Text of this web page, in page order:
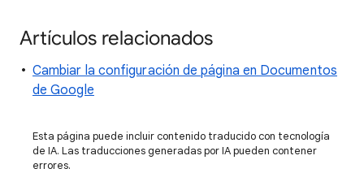
Artículos relacionados
Cambiar la configuración de página en Documentos
de Google
Esta página puede incluir contenido traducido con tecnología
de IA. Las traducciones generadas por IA pueden contener
errores.